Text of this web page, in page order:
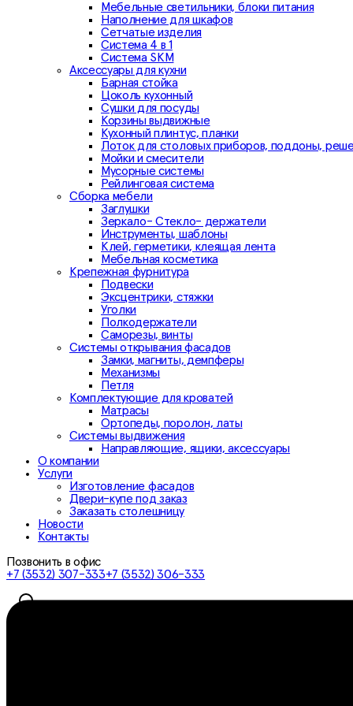
Мебельные светильники, блоки питания
Наполнение для шкафов
Сетчатые изделия
Система 4 в 1
Система SKM
Аксессуары для кухни
Барная стойка
Цоколь кухонный
Сушки для посуды
Корзины выдвижные
Кухонный плинтус, планки
Лоток для столовых приборов, поддоны,
Мойки и смесители
Мусорные системы
Рейлинговая система
Сборка мебели
Заглушки
Зеркало- Стекло- держатели
Инструменты, шаблоны
Клей, герметики, клеящая лента
Мебельная косметика
Крепежная фурнитура
Подвески
Эксцентрики, стяжки
Уголки
Полкодержатели
Саморезы, винты
Системы открывания фасадов
Замки, магниты, демпферы
Механизмы
Петля
Комплектующие для кроватей
Матрасы
Ортопеды, поролон, латы
Системы выдвижения
Направляющие, ящики, аксессуары
О компании
Услуги
Изготовление фасадов
Двери-купе под заказ
Заказать столешницу
Новости
Контакты
Позвонить в офис
+7 (3532) 307-333+7 (3532) 306-333